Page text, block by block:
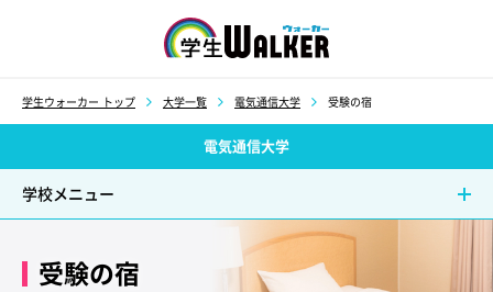
学生ウォーカー トップ 大学一覧 電気通信大学 受験の宿
電気通信大学
学校メニュー
受験の宿